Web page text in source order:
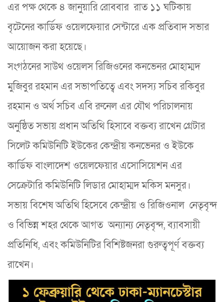
এর পক্ষ থেকে ৪ জানুয়ারি রোববার রাত ১১ ঘটিকায়
বৃটেনের কার্ডিফ ওয়েলফেয়ার সেন্টারে এক প্রতিবাদ সভার
আয়োজন করা হয়েছে।
সংগঠনের সাউথ ওয়েলস রিজিওনের কনভেনর মোহাম্মদ
মুজিবুর রহমান এর সভাপতিত্বে এবং সদস্য সচিব রকিবুর
রহমান ও অর্থ সচিব এবি রুনেল এর যৌথ পরিচালনায়
অনুষ্ঠিত সভায় প্রধান অতিথি হিসাবে বক্তব্য রাখেন গ্রেটার
সিলেট কমিউনিটি ইউকের কেন্দ্রীয় কনভেনর ও ইউকে
কার্ডিফ বাংলাদেশ ওয়েলফেয়ার এসোসিয়েশন এর
সেক্রেটারি কমিউনিটি লিডার মোহাম্মদ মকিস মনসুর।
সভায় বিশেষ অতিথি হিসেবে কেন্দ্রীয় ও রিজিওনাল নেতৃবৃন্দ
ও বিভিন্ন শহর থেকে আগত অন্যান্য নেতৃবৃন্দ, ব্যাবসায়ী
প্রতিনিধি, এবং কমিউনিটির বিশিষ্টজনরা গুরুত্বপূর্ণ বক্তব্য
রাখেন।